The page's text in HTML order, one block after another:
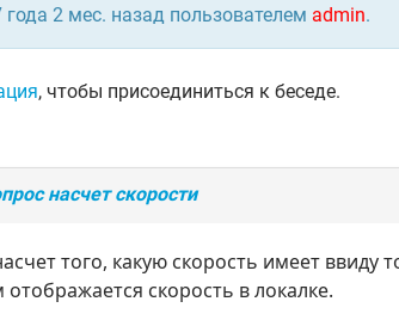
2 мес. назад пользователем admin.
, чтобы присоединиться к беседе.
насчет скорости
того, какую скорость имеет ввиду
скорость в локалке.